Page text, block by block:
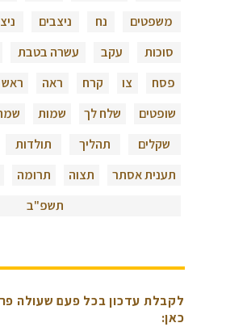
משפטים
נח ניצבים
סוכות
עקב עשרה בטבת
פסח
צו קרח ראה
שופטים
שלח לך שמות
שקלים
תהליך תולדות
תענית אסתר
תצוה תרומה
תשפ"ב
לקבלת עדכון בכל פעם שעולה
כאן: